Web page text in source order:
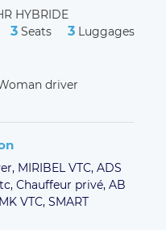
HYBRIDE
3 Seats 3 Luggages
driver
MIRIBEL VTC, ADS
Chauffeur privé, AB
MK VTC, SMART